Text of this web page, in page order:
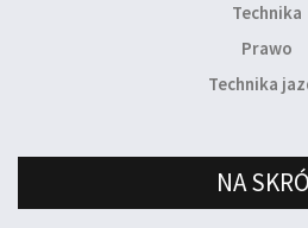
Technika
Prawo
Technika
NA